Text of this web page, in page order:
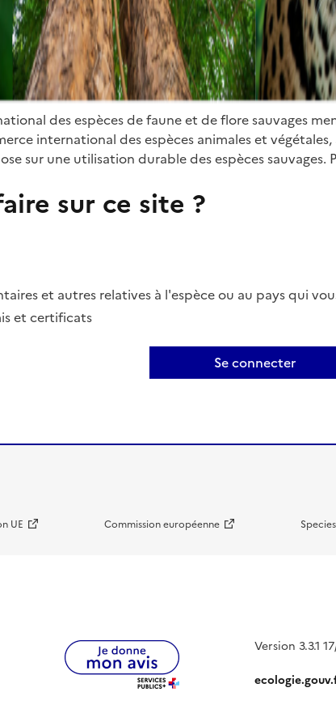
des espèces de faune et de flore sauvages
international des espèces animales et
sur une utilisation durable des espèces sauvages.
sur ce site ?
et autres relatives à l'espèce ou au pays qui
et certificats
Se connecter
UE Commission européenne
Version 3.3.1